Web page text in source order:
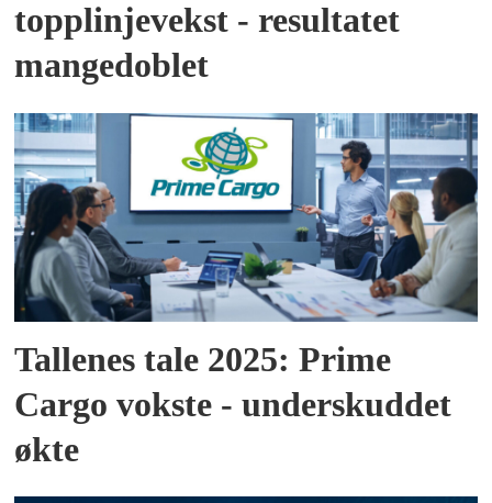
topplinjevekst - resultatet
mangedoblet
Tallenes tale 2025: Prime
Cargo vokste - underskuddet
økte